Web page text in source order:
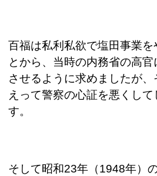
百福は私利私欲で塩田事業を
とから、当時の内務省の高
させるように求めましたが
えって警察の心証を悪くして
す。
そして昭和23年（1948年）